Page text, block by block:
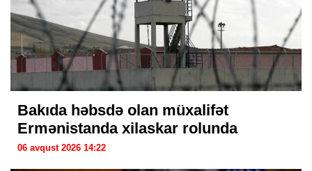
Bakıda həbsdə olan müxalifət
Ermənistanda xilaskar rolunda
06 avqust 2026 14:22